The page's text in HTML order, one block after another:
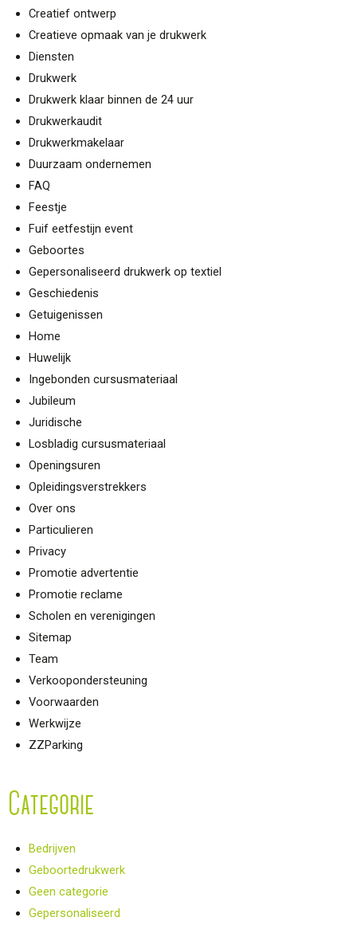
Creatief ontwerp
Creatieve opmaak van je drukwerk
Diensten
Drukwerk
Drukwerk klaar binnen de 24 uur
Drukwerkaudit
Drukwerkmakelaar
Duurzaam ondernemen
FAQ
Feestje
Fuif eetfestijn event
Geboortes
Gepersonaliseerd drukwerk op textiel
Geschiedenis
Getuigenissen
Home
Huwelijk
Ingebonden cursusmateriaal
Jubileum
Juridische
Losbladig cursusmateriaal
Openingsuren
Opleidingsverstrekkers
Over ons
Particulieren
Privacy
Promotie advertentie
Promotie reclame
Scholen en verenigingen
Sitemap
Team
Verkoopondersteuning
Voorwaarden
Werkwijze
ZZParking
Categorie
Bedrijven
Geboortedrukwerk
Geen categorie
Gepersonaliseerd